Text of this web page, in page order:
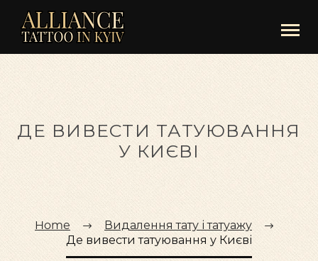
ДЕ ВИВЕСТИ ТАТУЮВАННЯ
У КИЄВІ
Home
Видалення тату і татуажу
Де вивести татуювання у Києві